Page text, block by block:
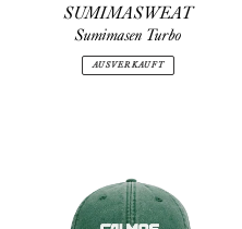
SUMIMASWEAT
Sumimasen Turbo
AUSVERKAUFT